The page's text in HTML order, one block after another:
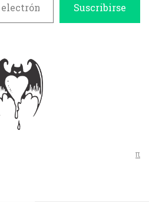
Suscribirse
π